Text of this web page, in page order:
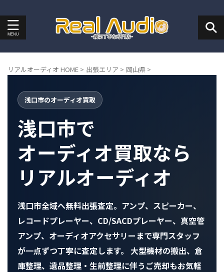
リアルオーディオ HOME > 出張エリア > 岡山県 >
浅口市のオーディオ買取
浅口市で
オーディオ買取なら
リアルオーディオ
浅口市全域へ無料出張査定。アンプ、スピーカー、
レコードプレーヤー、CD/SACDプレーヤー、真空管
アンプ、オーディオアクセサリーまで専門スタッフ
が一点ずつ丁寧に査定します。 大型機材の搬出、倉
庫整理、遺品整理・生前整理に伴うご売却もお気軽